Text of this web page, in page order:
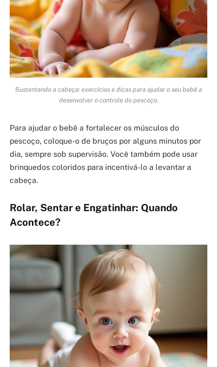
Sustentando a cabeça: exercícios e dicas para ajudar o seu bebê a
desenvolver o controle do pescoço.
Para ajudar o bebê a fortalecer os músculos do
pescoço, coloque-o de bruços por alguns minutos por
dia, sempre sob supervisão. Você também pode usar
brinquedos coloridos para incentivá-lo a levantar a
cabeça.
Rolar, Sentar e Engatinhar: Quando
Acontece?